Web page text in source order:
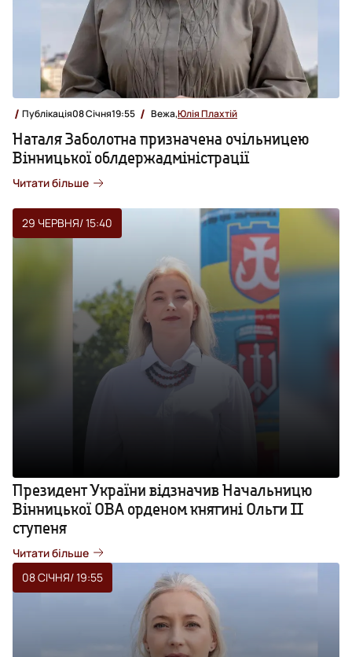
Публікація08 Січня19:55 Вежа,Юлія Плахтій
Наталя Заболотна призначена очільницею
Вінницької облдержадміністрації
Читати більше
29 ЧЕРВНЯ/ 15:40
Президент України відзначив Начальницю
Вінницької ОВА орденом княгині Ольги ІІ
ступеня
Читати більше
08 СІЧНЯ/ 19:55